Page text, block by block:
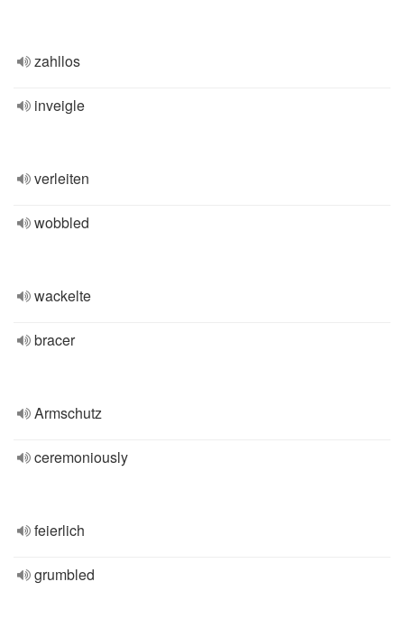
zahllos
inveigle
verleiten
wobbled
wackelte
bracer
Armschutz
ceremoniously
feierlich
grumbled